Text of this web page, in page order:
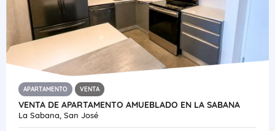
APARTAMENTO VENTA
VENTA DE APARTAMENTO AMUEBLADO EN LA SABANA
La Sabana, San José